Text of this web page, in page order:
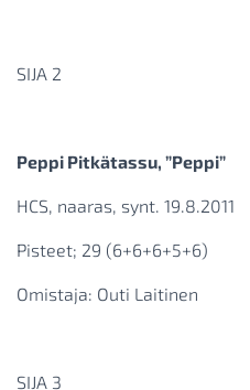
SIJA 2
Peppi Pitkätassu, ”Peppi”
HCS, naaras, synt. 19.8.2011
Pisteet; 29 (6+6+6+5+6)
Omistaja: Outi Laitinen
SIJA 3